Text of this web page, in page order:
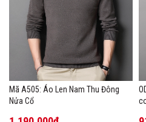
Mã A505: Áo Len Nam Thu Đông
Nửa Cổ